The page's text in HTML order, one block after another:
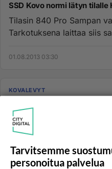
SSD Kovo normi lätyn tilalle
Tilasin 840 Pro Sampan
Tarkotuksena laittaa siis
01.08.2013 03:30
KOVALEVYT
Huomioikaa se että kun
levy tai päivitätte
30.01.2013 00:12
Tarvitsemme
personoitua palvelua